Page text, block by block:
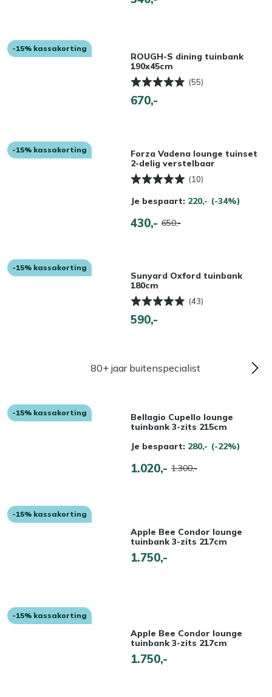
-15% kassakorting
ROUGH-S dining tuinbank
190x45cm
(55)
670,-
-15% kassakorting
Forza Vadena lounge tuinset
2-delig verstelbaar
(10)
Je bespaart: 220,- (-34%)
430,- 650,-
-15% kassakorting
Sunyard Oxford tuinbank
180cm
(43)
590,-
80+ jaar buitenspecialist
-15% kassakorting
Bellagio Cupello lounge
tuinbank 3-zits 215cm
Je bespaart: 280,- (-22%)
1.020,- 1.300,-
-15% kassakorting
Apple Bee Condor lounge
tuinbank 3-zits 217cm
1.750,-
-15% kassakorting
Apple Bee Condor lounge
tuinbank 3-zits 217cm
1.750,-